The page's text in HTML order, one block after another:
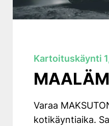
Kartoituskäynti
Varaa
kotikäyntiaika.